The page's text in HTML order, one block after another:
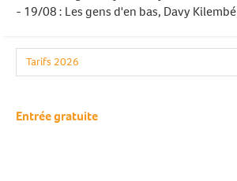
- 19/08 : Les gens d'en bas, Davy Kilembé
Entrée gratuite